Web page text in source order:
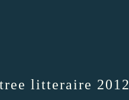
litteraire 2012